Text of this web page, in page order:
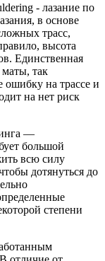
- лазание по
в основе
трасс,
высота
Единственная
так
ошибку на трассе и
на нет риск
—
большой
всю силу
дотянуться до
степени